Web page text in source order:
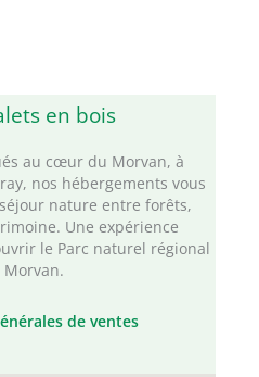
en bois
au cœur du Morvan, à
nos hébergements vous
nature entre forêts,
Une expérience
le Parc naturel régional
Morvan.
de ventes